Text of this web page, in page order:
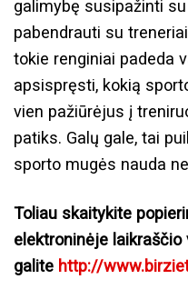
galimybę susipažinti
pabendrauti su
tokie renginiai padeda
apsispręsti, kokią
vien pažiūrėjus į
patiks. Galų gale, tai
sporto mugės nauda
Toliau skaitykite
elektroninėje laikraščio
galite http://